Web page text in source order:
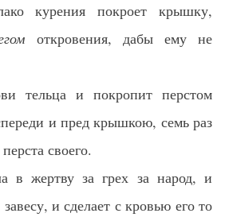
курения покроет крышку,
откровения, дабы ему не
тельца и покропит перстом
и пред крышкою, семь раз
своего.
в жертву за грех за народ, и
и сделает с кровью его то